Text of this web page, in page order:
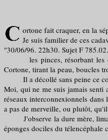
ortone fait craquer, en la
Je suis familier de ces
"30/06/96. 22h30. Sujet F
les pinces, résorbant les
Cortone, tirant la peau, boucles
Il a décollé sans peine ce
Moi, qui ne me suis jamais senti
réseaux interconnexionnels
a pas de merveille, ou plutôt,
J'observe la dure mère,
éponges dociles du télencéphale